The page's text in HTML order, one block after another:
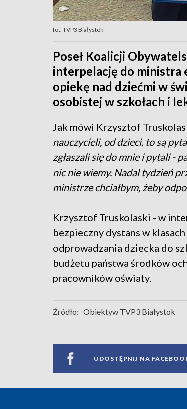
fot. TVP3 Białystok
Poseł Koalicji
interpelację do ministra
opiekę nad dziećmi w
osobistej w szkołach i
Jak mówi Krzysztof
nauczycieli, od dzieci, to są
zgłaszali się do mnie i pytali -
nic nie wiemy. Nadal tydzień
ministrze chciałbym, żeby
Krzysztof Truskolaski - w
bezpieczny dystans w
odprowadzania dziecka do
budżetu państwa środków
pracowników oświaty.
Źródło: Obiektyw TVP3 Białystok
UDOSTĘPNIJ NA